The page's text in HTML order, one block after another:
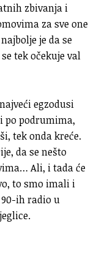
zbivanja i
za sve one
je da se
tek očekuje val
egzodusi
po podrumima,
tek onda kreće.
da se nešto
Ali, i tada će
to smo imali i
ih radio u